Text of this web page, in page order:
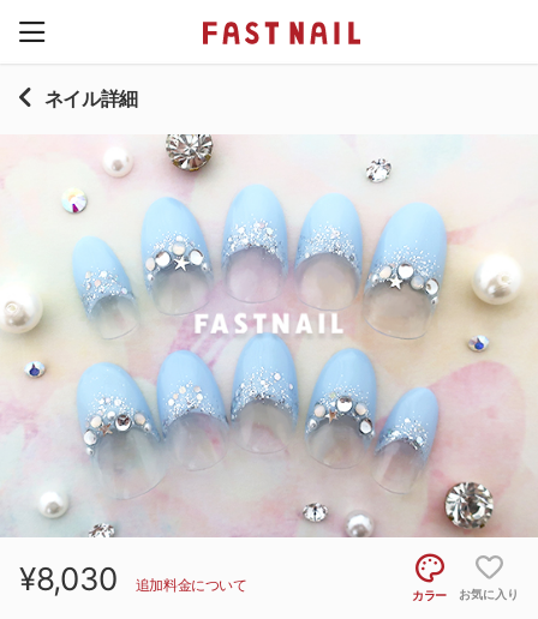
ネイル詳細
¥8,030 追加料金について
カラー お気に入り